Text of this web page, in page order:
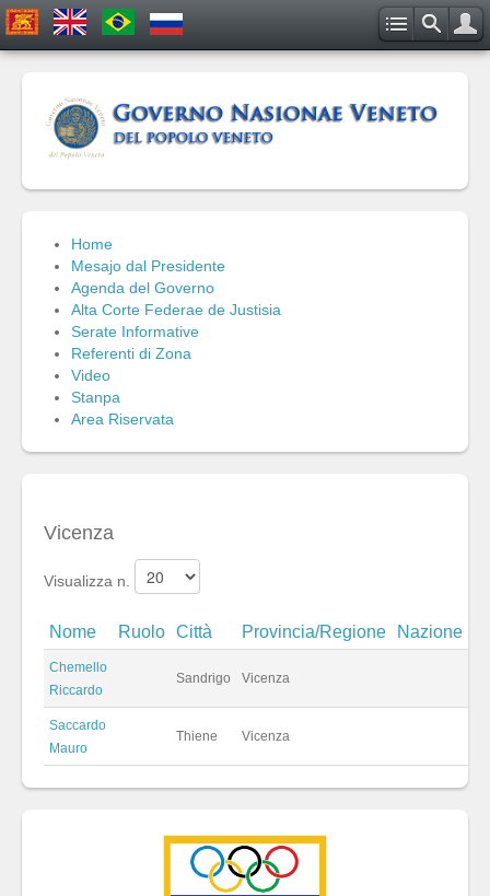
Home
Mesajo dal Presidente
Agenda del Governo
Alta Corte Federae de Justisia
Serate Informative
Referenti di Zona
Video
Stanpa
Area Riservata
Vicenza
Visualizza n.
Nome Ruolo Città Provincia/Regione Nazione
Chemello
Riccardo
Sandrigo Vicenza
Saccardo
Mauro
Thiene Vicenza